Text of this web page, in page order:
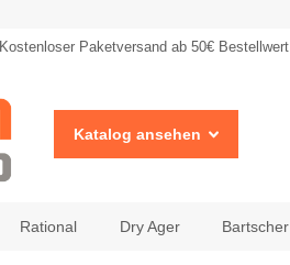
Kostenloser Paketversand ab 50€ Bestellwert
Katalog ansehen
Rational Dry Ager Bartscher